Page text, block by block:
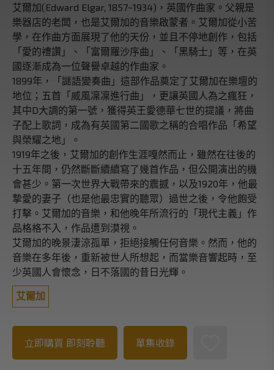
艾爾加(Edward Elgar, 1857~1934)，英國作曲家。父親是
樂器店的老闆，也是艾爾加的音樂啟蒙者。艾爾加從小苦
學，在作曲方面展現了他的天份，並且不停地創作，包括
「愛的禮讚」、「富爾羅沙序曲」、「黑騎士」等，在英
國逐漸成為一位聲譽卓越的作曲家。
1899年，「謎語變奏曲」這部作品奠定了艾爾加在樂壇的
地位；五首「威風凜凜進行曲」，更讓英國人為之瘋狂，
其中D大調的第一號，獲得英王愛德華七世的提議，將曲
子配上歌詞，成為有英國第二國歌之稱的合唱作品「希望
與榮耀之地」。
1919年之後，艾爾加的創作生涯嘎然而止，雖然在往後的
十五年間，仍然斷斷續續寫了幾首作品，但公開演出的機
會甚少。第一次世界大戰帶來的震撼，以及1920年，他最
摯愛的妻子（也是他最忠實的聽眾）過世之後，令他飽受
打擊。艾爾加的音樂，和他晚年所流行的「現代主義」作
品格格不入，作品遭到漠視。
艾爾加的晚景淒涼孤單，拒絕接觸任何音樂。然而，他的
音樂在多年後，重新被世人所想起，而當樂音響起時，至
少英國人會懷念，日不落國的昔日光輝。
艾爾加
立即購買 即刻聆聽 單集收錄